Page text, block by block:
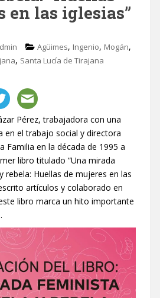
en las iglesias”
Agüimes, Ingenio, Mogán,
, Santa Lucía de Tirajana
Pérez, trabajadora con una
en el trabajo social y directora
Familia en la década de 1995 a
libro titulado “Una mirada
rebela: Huellas de mujeres en las
artículos y colaborado en
libro marca un hito importante